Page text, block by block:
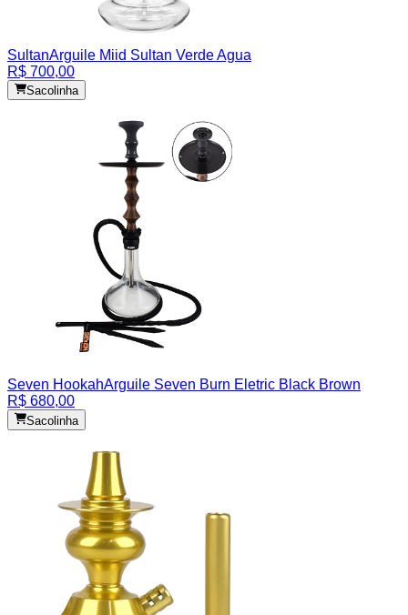
SultanArguile Miid Sultan Verde Agua
R$ 700,00
Sacolinha
Seven HookahArguile Seven Burn Eletric Black Brown
R$ 680,00
Sacolinha